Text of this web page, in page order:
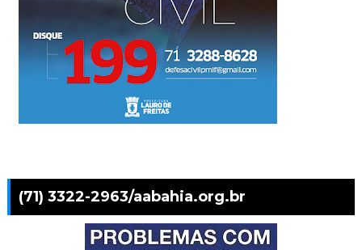
(71) 3322-2963/aabahia.org.br